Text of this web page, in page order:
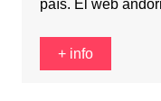
país. El web
+ info